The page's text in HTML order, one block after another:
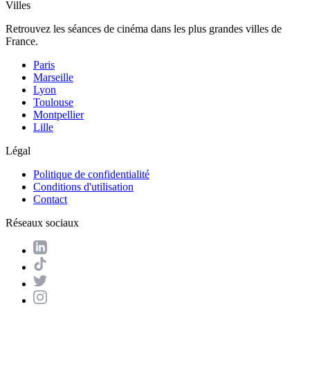
Villes
Retrouvez les séances de cinéma dans les plus grandes villes de
France.
Paris
Marseille
Lyon
Toulouse
Montpellier
Lille
Légal
Politique de confidentialité
Conditions d'utilisation
Contact
Réseaux sociaux